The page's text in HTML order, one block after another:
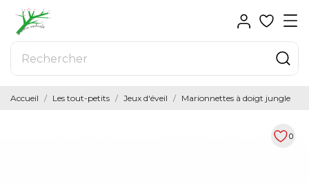
Accueil Les tout-petits Jeux d'éveil Marionnettes à doigt jungle
0